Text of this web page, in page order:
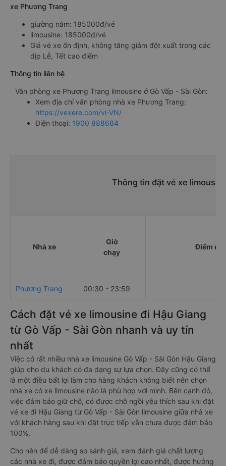
xe Phương Trang
giường nằm: 185000đ/vé
limousine: 185000đ/vé
Giá vé xe ổn định, không tăng giảm đột xuất trong các
dịp Lễ, Tết cao điểm
Thông tin liên hệ
Văn phòng xe Phương Trang limousine ở Gò Vấp - Sài Gòn:
Xem địa chỉ văn phòng nhà xe Phương Trang:
https://vexere.com/vi-VN/
Điện thoại: 1900 888684
Thông tin đặt vé xe
Nhà xe
Giờ
chạy
Điểm đi
Phương Trang 00:30 - 23:59
Cách đặt vé xe limousine đi Hậu Giang
từ Gò Vấp - Sài Gòn nhanh và uy tín
nhất
Việc có rất nhiều nhà xe limousine Gò Vấp - Sài Gòn Hậu Giang
giúp cho du khách có đa dạng sự lựa chọn. Đây cũng có thể
là một điều bất lợi làm cho hàng khách không biết nên chọn
nhà xe có xe limousine nào là phù hợp với mình. Bên cạnh đó,
việc đảm bảo giữ chỗ, có được chỗ ngồi yêu thích sau khi đặt
vé xe đi Hậu Giang từ Gò Vấp - Sài Gòn limousine giữa nhà xe
với khách hàng sau khi đặt trực tiếp vẫn chưa được đảm bảo
100%.
Cho nên để dễ dàng so sánh giá, xem đánh giá chất lượng
các nhà xe đi, được đảm bảo quyền lợi cao nhất, được hưởng